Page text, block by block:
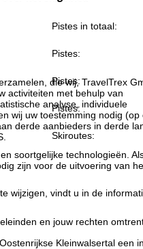
die wij, TravelTrex
activiteiten met behulp van
analyse, individuele
wij uw toestemming nodig (op
derde aanbieders in derde
soortgelijke technologieën.
zijn voor de uitvoering van
wijzigen, vindt u in de
en jouw rechten
Pistes in totaal:
Pistes:
Pistes:
Pistes:
Skiroutes:
Kleinwalsertal een